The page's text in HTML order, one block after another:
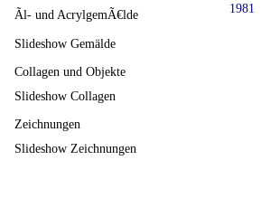
1981
Ãl- und AcrylgemÃ€lde
Slideshow Gemälde
Collagen und Objekte
Slideshow Collagen
Zeichnungen
Slideshow Zeichnungen